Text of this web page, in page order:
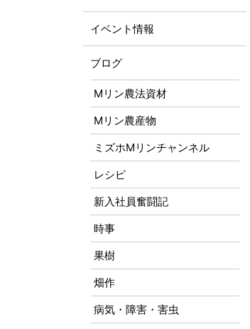
イベント情報
ブログ
Mリン農法資材
Mリン農産物
ミズホMリンチャンネル
レシピ
新入社員奮闘記
時事
果樹
畑作
病気・障害・害虫